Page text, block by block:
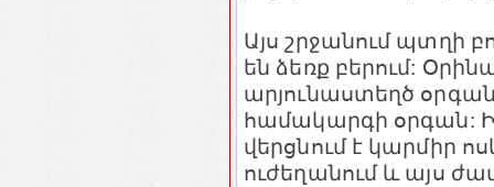
Այս շրջանում պտղի
են ձեռք բերում:
արյունաստեղծ
համակարգի օրգան:
վերցնում է կարմիր
ուժեղանում և այս